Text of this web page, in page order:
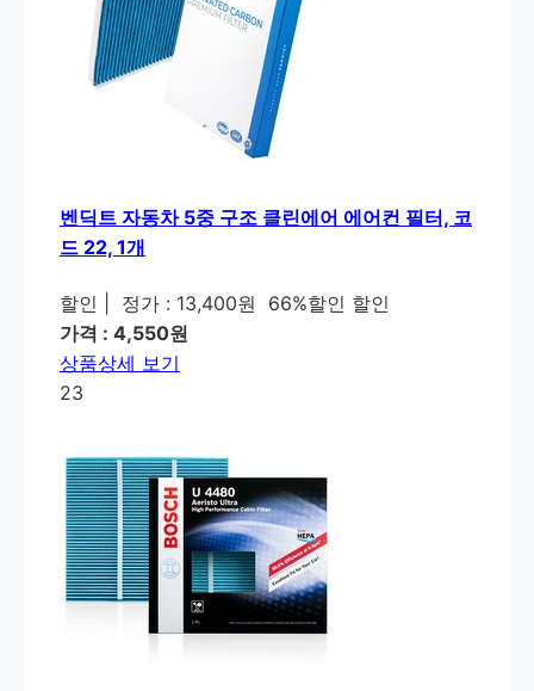
벤딕트 자동차 5중 구조 클린에어 에어컨 필터, 코
드 22, 1개
할인 정가 : 13,400원
66%할인 할인
가격 : 4,550원
상품상세 보기
23